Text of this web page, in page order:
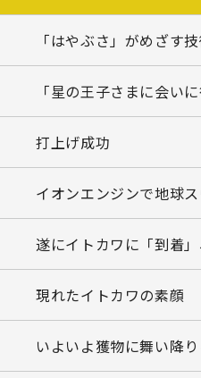
名取の涙──緊張の中、大
スペースVLBI衛星とし
「はるか」の成し遂げ
さよなら18mアンテナ
LUNAR-A計画の中止
衛星の準備 (1)噛合せ試
衛星の準備 (2)総合試験
ロケットの準備 (1)仮組
ロケットの準備 (2)モー
ロケットの準備 (3)組立
M-Vロケット4号機の飛翔
飛翔後の解析 (1)制御の
「はやぶさ」がめざす
「星の王子さまに会いに行きま
打上げ成功
イオンエンジンで地球
遂にイトカワに「到着
現れたイトカワの素顔
いよいよ獲物に舞い降りる!